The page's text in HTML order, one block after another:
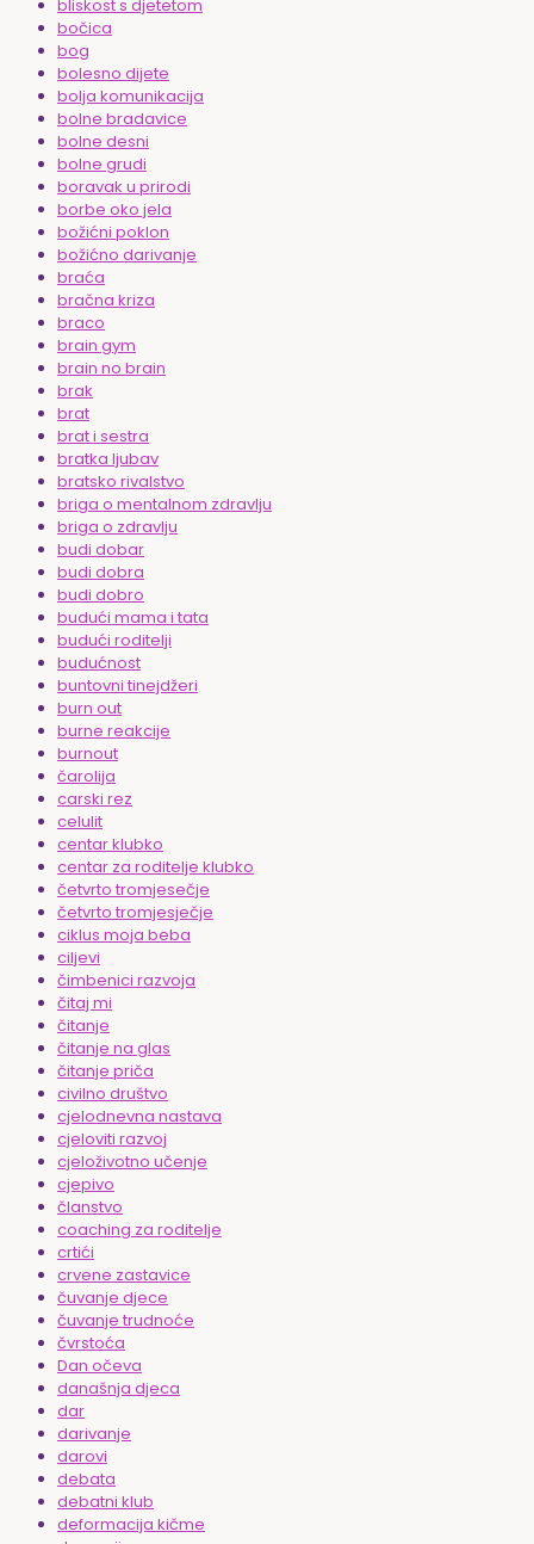
bliskost s djetetom
bočica
bog
bolesno dijete
bolja komunikacija
bolne bradavice
bolne desni
bolne grudi
boravak u prirodi
borbe oko jela
božićni poklon
božićno darivanje
braća
bračna kriza
braco
brain gym
brain no brain
brak
brat
brat i sestra
bratka ljubav
bratsko rivalstvo
briga o mentalnom zdravlju
briga o zdravlju
budi dobar
budi dobra
budi dobro
budući mama i tata
budući roditelji
budućnost
buntovni tinejdžeri
burn out
burne reakcije
burnout
čarolija
carski rez
celulit
centar klubko
centar za roditelje klubko
četvrto tromjesečje
četvrto tromjesječje
ciklus moja beba
ciljevi
čimbenici razvoja
čitaj mi
čitanje
čitanje na glas
čitanje priča
civilno društvo
cjelodnevna nastava
cjeloviti razvoj
cjeloživotno učenje
cjepivo
članstvo
coaching za roditelje
crtići
crvene zastavice
čuvanje djece
čuvanje trudnoće
čvrstoća
Dan očeva
današnja djeca
dar
darivanje
darovi
debata
debatni klub
deformacija kičme